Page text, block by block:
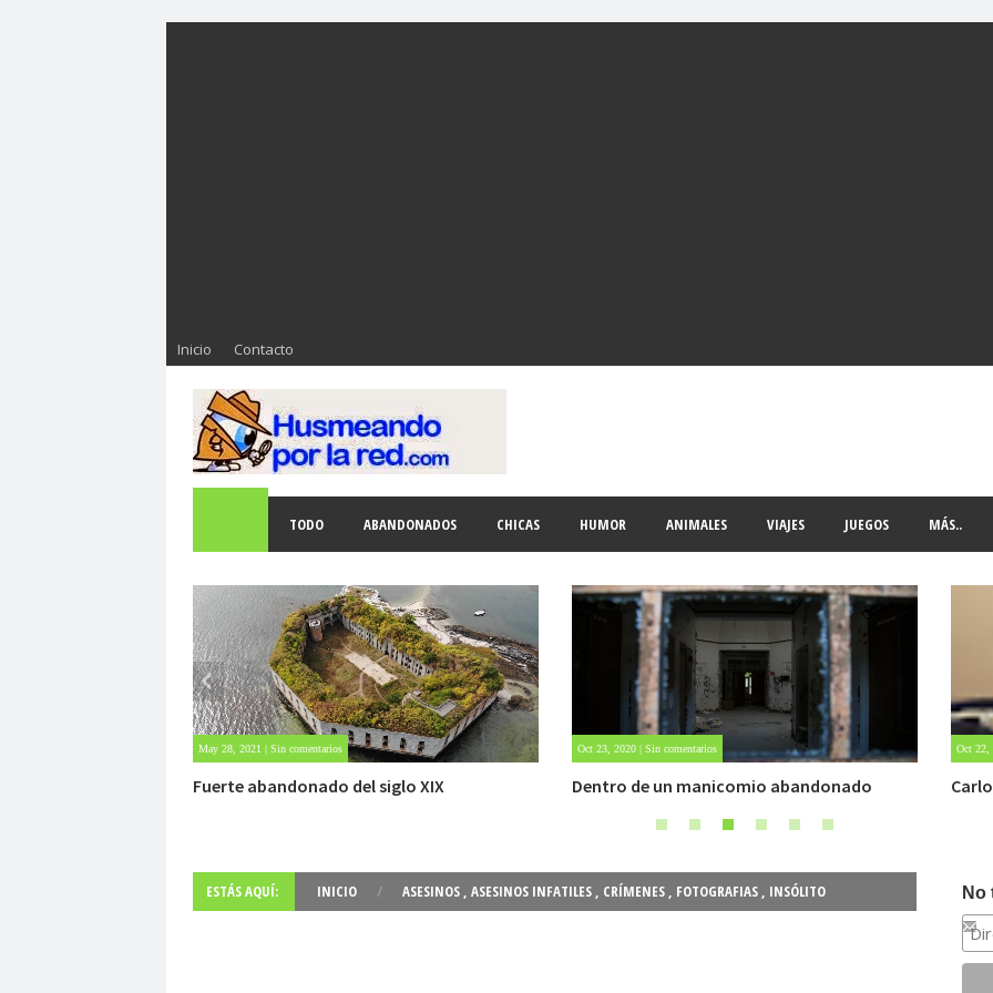
Inicio Contacto
TODO ABANDONADOS CHICAS HUMOR ANIMALES VIAJES JUEGOS MÁS..
Oct 23, 2020 | Sin comentarios
Dentro de un manicomio abandonado
Oct 22, 2020 | 1 comment
Carlo Acutis, el beato incorrupto de 15 años
May
ESTÁS AQUÍ: INICIO / ASESINOS , ASESINOS INFATILES , CRÍMENES , FOTOGRAFIAS , INSÓLITO No